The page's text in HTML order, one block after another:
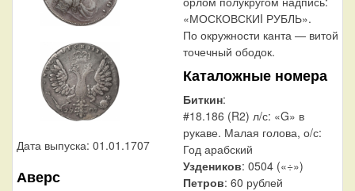
Дата выпуска: 01.01.1707
Аверс
«МОСКОВСКИI РУБЛЬ».
По окружности канта — витой
точечный ободок.
Каталожные номера
Биткин:
#18.186 (R2) л/с: «G» в
рукаве. Малая голова, о/с:
Год арабский
Уздеников: 0504 («÷»)
Петров: 60 рублей